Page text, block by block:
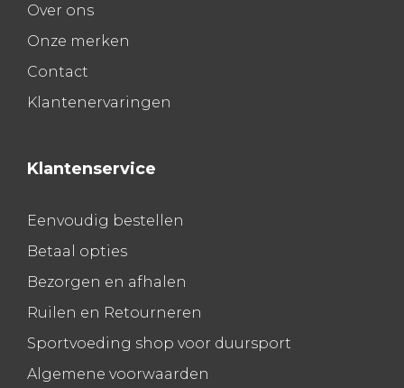
Over ons
Onze merken
Contact
Klantenervaringen
Klantenservice
Eenvoudig bestellen
Betaal opties
Bezorgen en afhalen
Ruilen en Retourneren
Sportvoeding shop voor duursport
Algemene voorwaarden